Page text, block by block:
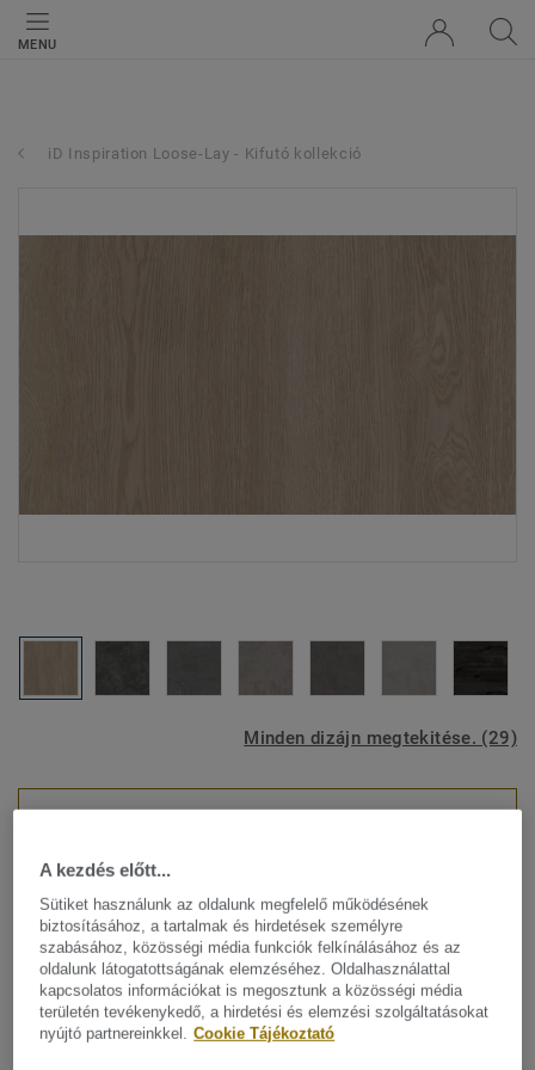
MENU
iD Inspiration Loose-Lay - Kifutó kollekció
Minden dizájn megtekitése. (29)
LVT
iD Inspiration Loose-Lay -
Kifutó kollekció - Living Oak
NATURAL
A kezdés előtt...
Sütiket használunk az oldalunk megfelelő működésének
biztosításához, a tartalmak és hirdetések személyre
szabásához, közösségi média funkciók felkínálásához és az
oldalunk látogatottságának elemzéséhez. Oldalhasználattal
kapcsolatos információkat is megosztunk a közösségi média
területén tevékenykedő, a hirdetési és elemzési szolgáltatásokat
nyújtó partnereinkkel. Cookie Tájékoztató